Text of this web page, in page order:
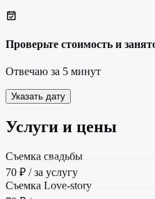
Проверьте стоимость и
Отвечаю за 5 минут
Указать дату
Услуги и цены
Cъемка свадьбы
70 ₽ / за услугу
Съемка Love-story